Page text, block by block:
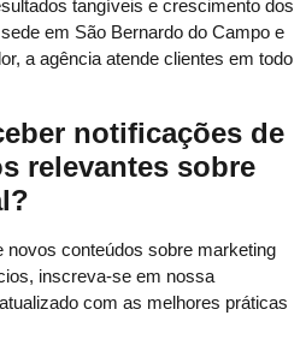
tangíveis e crescimento dos
em São Bernardo do Campo e
a agência atende clientes em todo
notificações de
relevantes sobre
novos conteúdos sobre marketing
inscreva-se em nossa
com as melhores práticas